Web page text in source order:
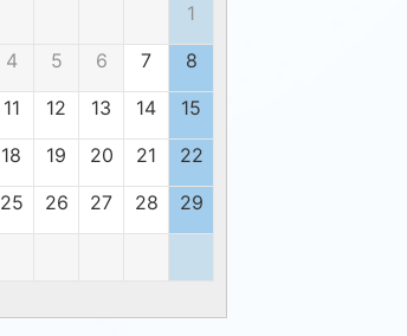
1
4 5 6 7
8
11 12 13 14
15
18 19 20 21
22
25 26 27 28
29